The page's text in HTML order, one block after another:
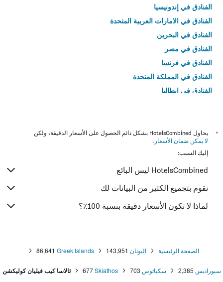
الفنادق في إندونيسيا
الفنادق في الامارات العربية المتحدة
الفنادق في البحرين
الفنادق في مصر
الفنادق في فرنسا
الفنادق في المملكة المتحدة
الفنادق في إيطاليا
*
يحاول HotelsCombined بشكل دائم الحصول على الأسعار الدقيقة، ولكن
لا يمكن ضمان الأسعار .
إليك السبب:
HotelsCombined ليس البائع
نقوم بتجميع الكثير من البيانات لك
لماذا لا تكون الأسعار دقيقة بنسبة 100٪؟
الصفحة الرئيسية اليونان 143,951
Greek Islands
86,641
سبوراديس 2,385 سكياثوس 703
Skiathos
677 ثالاسا كيب فيليان كوليكشن